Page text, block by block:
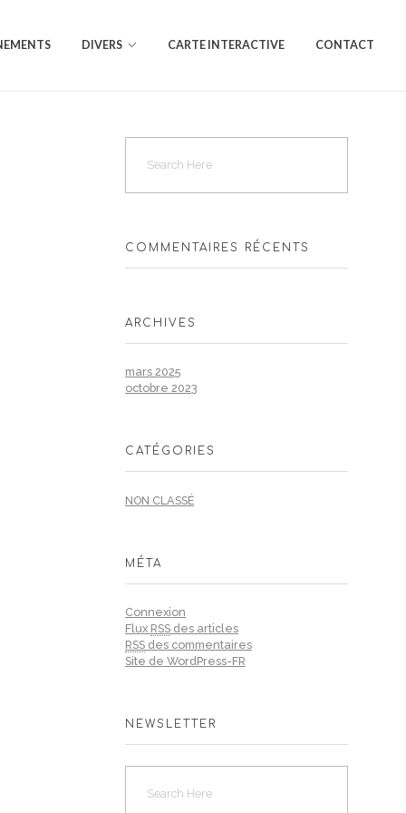
DIVERS CARTE INTERACTIVE CONTACT
COMMENTAIRES RÉCENTS
ARCHIVES
mars 2025
octobre 2023
CATÉGORIES
NON CLASSÉ
MÉTA
Connexion
Flux RSS des articles
RSS des commentaires
Site de WordPress-FR
NEWSLETTER